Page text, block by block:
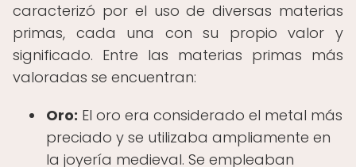
caracterizó por el uso de diversas materias
primas, cada una con su propio valor y
significado. Entre las materias primas más
valoradas se encuentran:
Oro: El oro era considerado el metal más
preciado y se utilizaba ampliamente en
la joyería medieval. Se empleaban